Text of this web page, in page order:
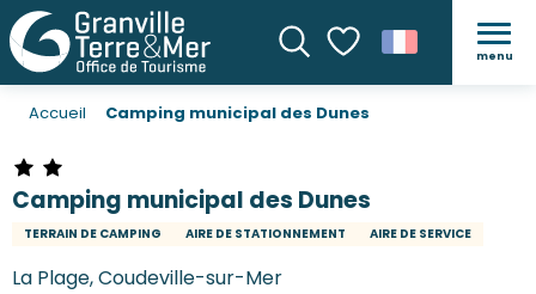
Recherche
Voir les favoris
menu
Accueil Camping municipal des Dunes
Camping municipal des Dunes
TERRAIN DE CAMPING AIRE DE STATIONNEMENT AIRE DE SERVICE
La Plage, Coudeville-sur-Mer